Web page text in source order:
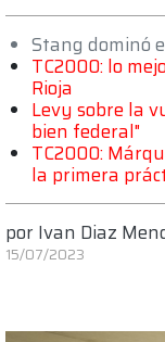
Stang dominó
TC2000: lo
Rioja
Levy sobre la
bien federal"
TC2000:
la primera
por Ivan Diaz
15/07/2023